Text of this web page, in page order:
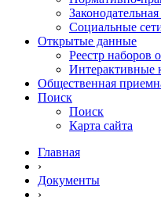
Законодательная
Социальные
Открытые данные
Реестр наборов
Интерактивные
Общественная
Поиск
Поиск
Карта сайта
Главная
›
Документы
›